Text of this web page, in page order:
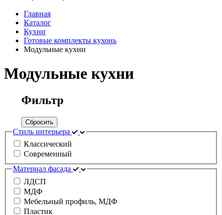
Главная
Каталог
Кухни
Готовые комплекты кухонь
Модульные кухни
Модульные кухни
Фильтр
Сбросить
Стиль интерьера
Классический
Современный
Материал фасада
ЛДСП
МДФ
Мебельный профиль, МДФ
Пластик